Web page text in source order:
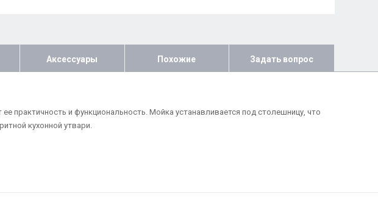
Аксессуары Похожие Задать вопрос
практичность и функциональность. Мойка устанавливается под столешницу, что
кухонной утвари.